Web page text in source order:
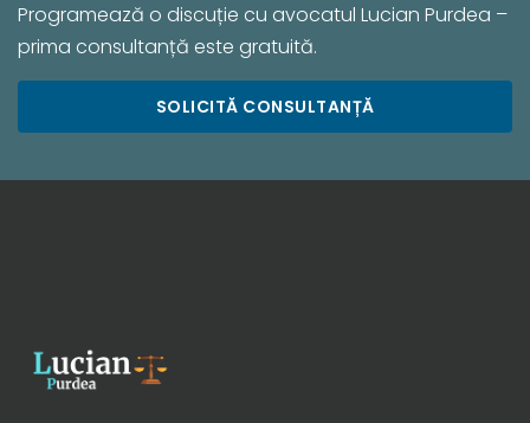
Programează o discuție cu avocatul Lucian Purdea –
prima consultanță este gratuită.
SOLICITĂ CONSULTANȚĂ